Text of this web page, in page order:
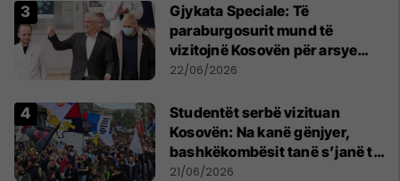
​Gjykata Speciale: Të
paraburgosurit mund të
vizitojnë Kosovën për arsye
humanitare
22/06/2026
Studentët serbë vizituan
Kosovën: Na kanë gënjyer,
bashkëkombësit tanë s’janë të
shtypur
21/06/2026